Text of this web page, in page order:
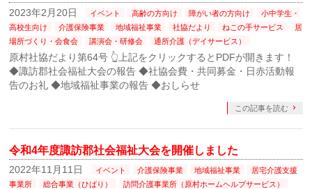
2023年2月20日 イベント 高齢の方向け 障がい者の方向け
小中学生・
高校生向け
介護保険事業 地域福祉事業 社協だより ねこの手サービス
居
場所づくり・会食会
講演会・研修会 通所介護（デイサービス）
原村社協だより第64号 👆上記をクリックするとPDFが開きます！
◆諏訪郡社会福祉大会の報告 ◆社協会費・共同募金・日赤活動報
告のお礼 ◆地域福祉事業の報告 ◆おしらせ
この記事を読む
令和4年度諏訪郡社会福祉大会を開催しました
2022年11月11日 イベント 介護保険事業 地域福祉事業
居宅介護支援
事業所
総合事業（ひばり）
訪問介護事業所（原村ホームヘルプサービス）